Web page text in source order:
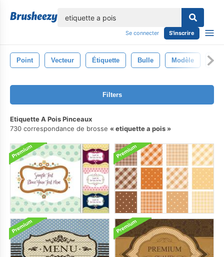
Se connecter S'inscrire
Point Vecteur Étiquette Bulle Modèle
Filters
Etiquette A Pois Pinceaux
730 correspondance de brosse
etiquette a pois